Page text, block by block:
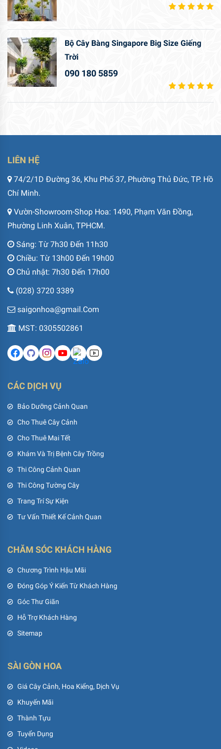
Bộ Cây Bàng Singapore Big Size Giếng
Trời
090 180 5859
LIÊN HỆ
74/2/1D Đường 36, Khu Phố 37, Phường Thủ Đức, TP. Hồ
Chí Minh.
Vườn-Showroom-Shop Hoa: 1490, Phạm Văn Đồng,
Phường Linh Xuân, TPHCM.
Sáng: Từ 7h30 Đến 11h30
Chiều: Từ 13h00 Đến 19h00
Chủ nhật: 7h30 Đến 17h00
(028) 3720 3389
saigonhoa@gmail.Com
MST: 0305502861
CÁC DỊCH VỤ
Bảo Dưỡng Cảnh Quan
Cho Thuê Cây Cảnh
Cho Thuê Mai Tết
Khám Và Trị Bệnh Cây Trồng
Thi Công Cảnh Quan
Thi Công Tường Cây
Trang Trí Sự Kiện
Tư Vấn Thiết Kế Cảnh Quan
CHĂM SÓC KHÁCH HÀNG
Chương Trình Hậu Mãi
Đóng Góp Ý Kiến Từ Khách Hàng
Góc Thư Giãn
Hỗ Trợ Khách Hàng
Sitemap
SÀI GÒN HOA
Giá Cây Cảnh, Hoa Kiểng, Dịch Vụ
Khuyến Mãi
Thành Tựu
Tuyển Dụng